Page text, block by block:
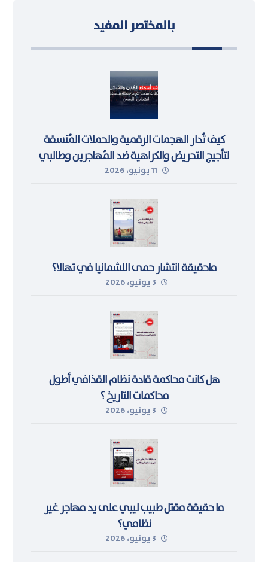
بالمختصر المفيد
كيف تُدار الهجمات الرقمية والحملات المُنسقة
لتأجيج التحريض والكراهية ضد المُهاجرين وطالبي
اللجوء في ليبيا
11 يونيو، 2026
ماحقيقة انتشار حمى اللشمانيا في تهالا؟
3 يونيو، 2026
هل كانت محاكمة قادة نظام القذافي أطول
محاكمات التاريخ ؟
3 يونيو، 2026
ما حقيقة مقتل طبيب ليبي على يد مهاجر غير
نظامي؟
3 يونيو، 2026